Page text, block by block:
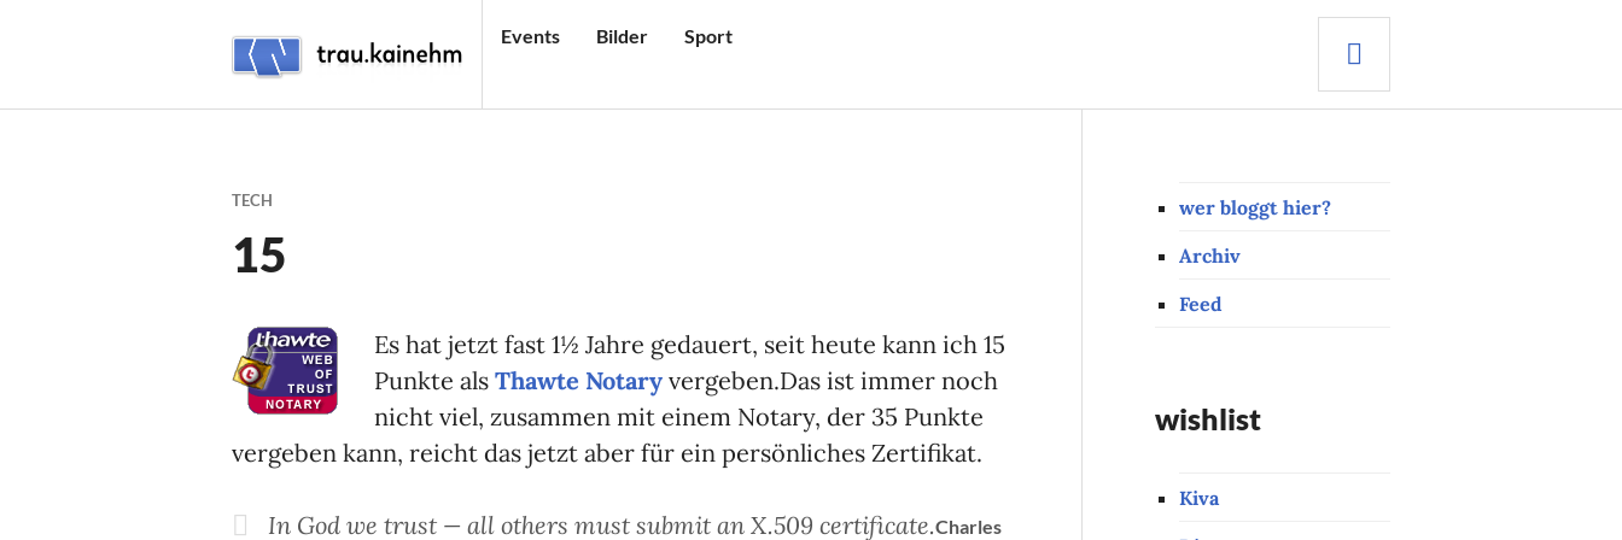
TRAU.KAINEHM
Events Bilder Sport
TECH
15
Es hat jetzt fast 1½ Jahre gedauert, seit heute kann ich 15
Punkte als Thawte Notary vergeben.Das ist immer noch
nicht viel, zusammen mit einem Notary, der 35 Punkte
vergeben kann, reicht das jetzt aber für ein persönliches Zertifikat.
In God we trust — all others must submit an X.509 certificate.Charles
wer bloggt hier?
Archiv
Feed
wishlist
Kiva